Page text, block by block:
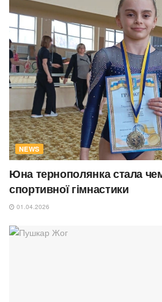
NEWS
Юна тернополянка стала
спортивної гімнастики
01.04.2026